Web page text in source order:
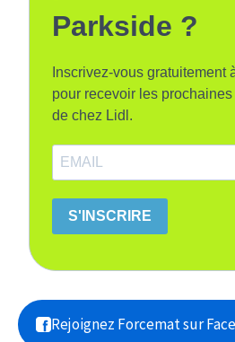
Parkside ?
Inscrivez-vous gratuitement
pour recevoir les
de chez Lidl.
S'INSCRIRE
Rejoignez Forcemat sur